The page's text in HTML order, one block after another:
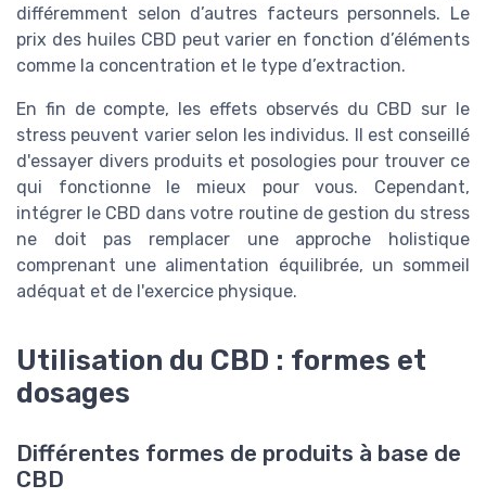
différemment selon d’autres facteurs personnels. Le
prix des huiles CBD peut varier en fonction d’éléments
comme la concentration et le type d’extraction.
En fin de compte, les effets observés du CBD sur le
stress peuvent varier selon les individus. Il est conseillé
d'essayer divers produits et posologies pour trouver ce
qui fonctionne le mieux pour vous. Cependant,
intégrer le CBD dans votre routine de gestion du stress
ne doit pas remplacer une approche holistique
comprenant une alimentation équilibrée, un sommeil
adéquat et de l'exercice physique.
Utilisation du CBD : formes et
dosages
Différentes formes de produits à base de
CBD